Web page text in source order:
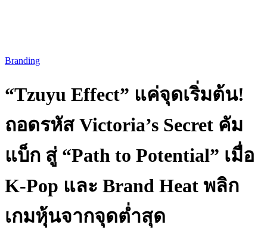
Branding
“Tzuyu Effect” แค่จุดเริ่มต้น!
ถอดรหัส Victoria’s Secret คัม
แบ็ก สู่ “Path to Potential” เมื่อ
K-Pop และ Brand Heat พลิก
เกมหุ้นจากจุดต่ำสุด